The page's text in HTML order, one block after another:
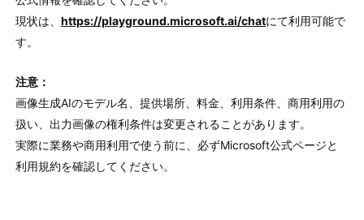
現状は、 https://playground.microsoft.ai/chatにて利用可能で
す。
注意：
画像生成AIのモデル名、提供場所、料金、利用条件、商用利用の
扱い、出力画像の権利条件は変更されることがあります。
実際に業務や商用利用で使う前に、必ずMicrosoft公式ページと
利用規約を確認してください。